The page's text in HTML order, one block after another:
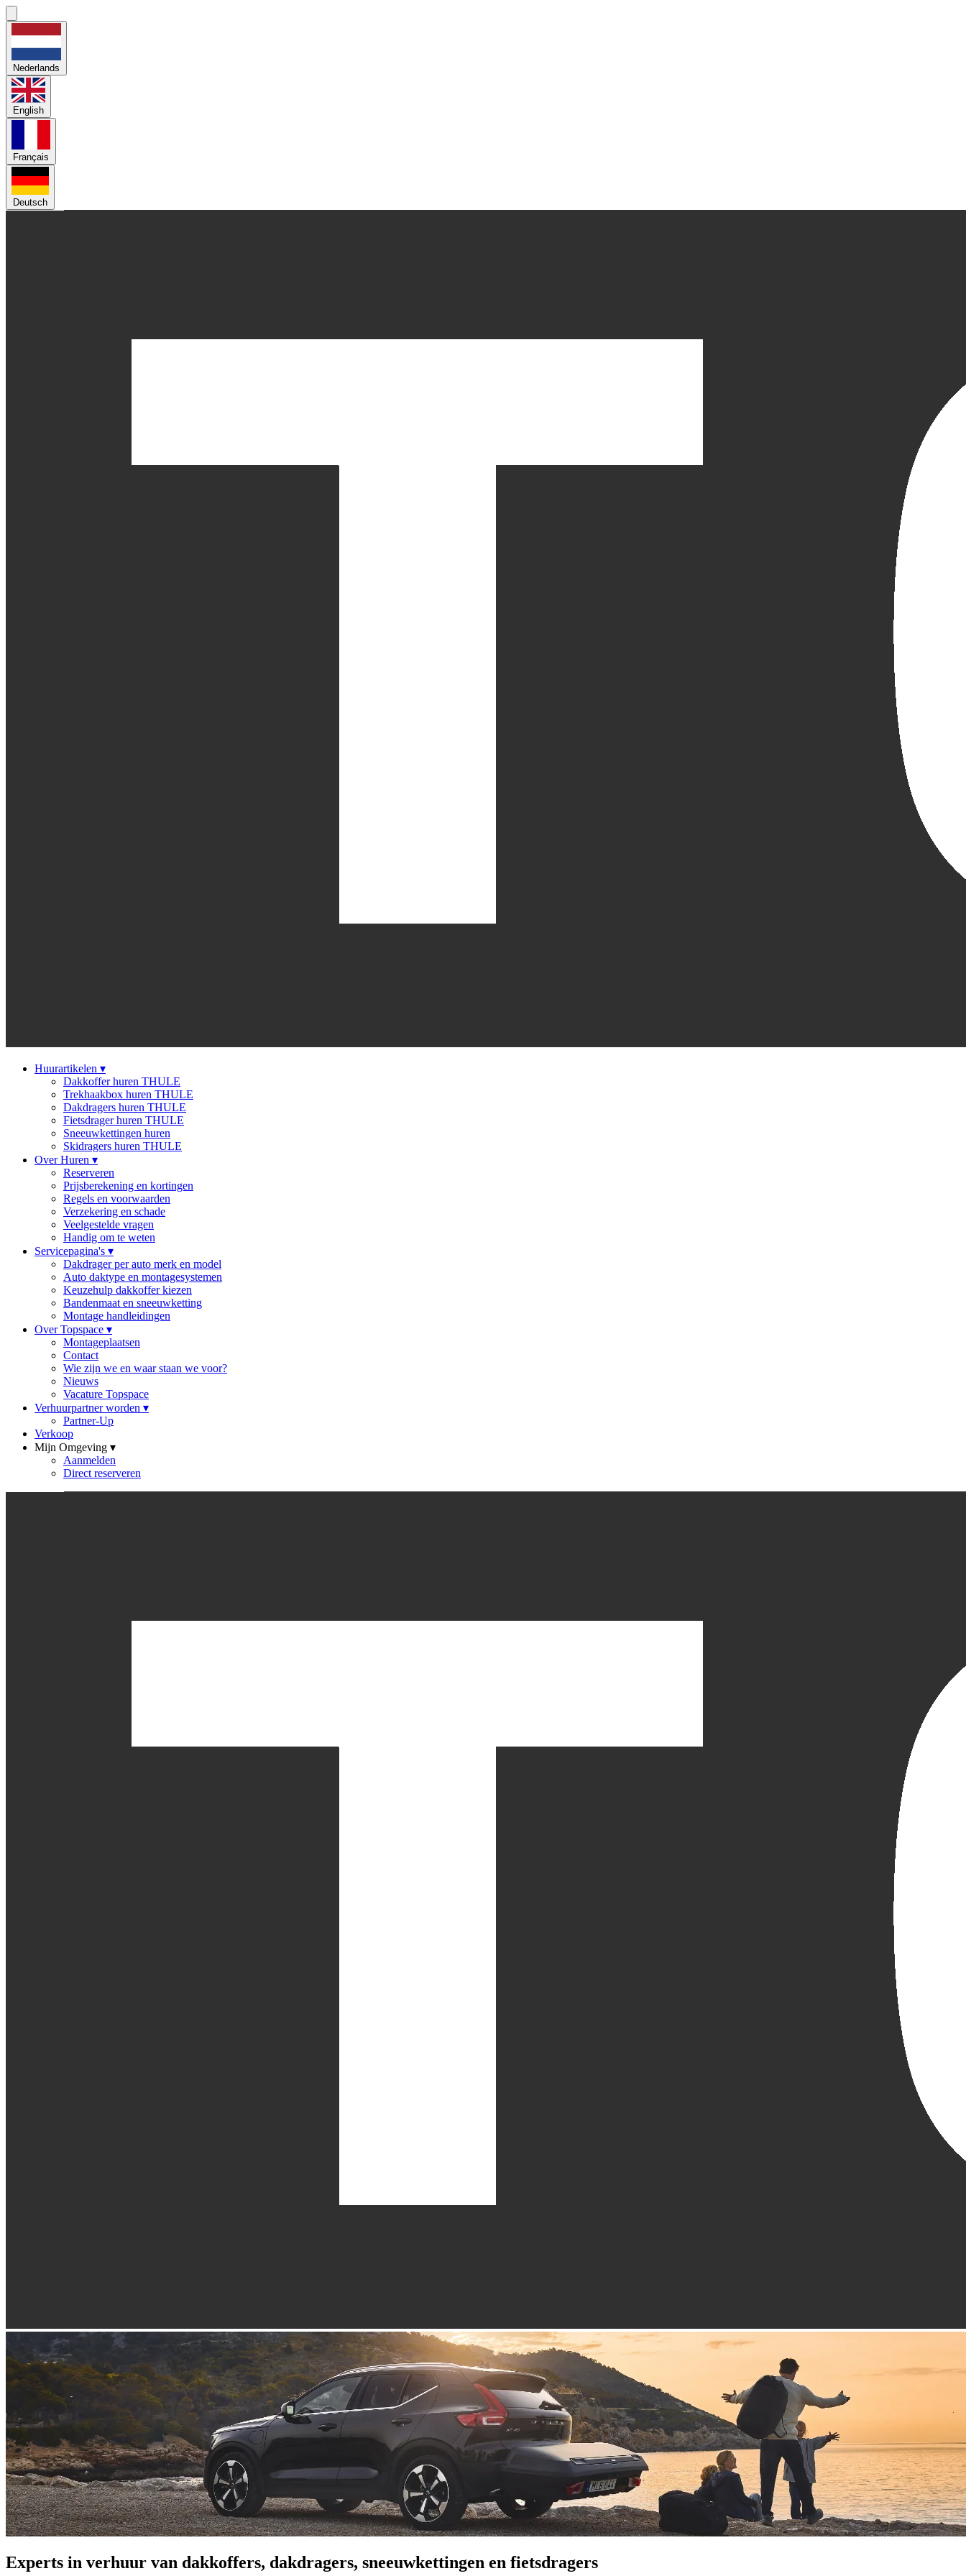
Nederlands
English
Français
Deutsch
Huurartikelen ▾
Dakkoffer huren THULE
Trekhaakbox huren THULE
Dakdragers huren THULE
Fietsdrager huren THULE
Sneeuwkettingen huren
Skidragers huren THULE
Over Huren ▾
Reserveren
Prijsberekening en kortingen
Regels en voorwaarden
Verzekering en schade
Veelgestelde vragen
Handig om te weten
Servicepagina's ▾
Dakdrager per auto merk en model
Auto daktype en montagesystemen
Keuzehulp dakkoffer kiezen
Bandenmaat en sneeuwketting
Montage handleidingen
Over Topspace ▾
Montageplaatsen
Contact
Wie zijn we en waar staan we voor?
Nieuws
Vacature Topspace
Verhuurpartner worden ▾
Partner-Up
Verkoop
Mijn Omgeving ▾
Aanmelden
Direct reserveren
Experts in verhuur van dakkoffers, dakdragers, sneeuwkettingen en fietsdragers